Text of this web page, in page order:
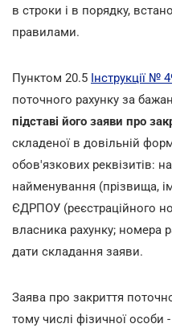
в строки і в порядку,
правилами.
Пунктом 20.5 Інструкції №
поточного рахунку за
підставі його заяви про
складеної в довільній
обов'язкових реквізитів:
найменування (прізвища,
ЄДРПОУ (реєстраційного
власника рахунку; номера
дати складання заяви.
Заява про закриття
тому числі фізичної особи